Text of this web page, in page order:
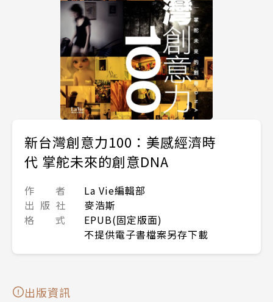
新台灣創意力100：美感經濟時
代 掌舵未來的創意DNA
作 者
La Vie編輯部
出 版 社
麥浩斯
格 式
EPUB(固定版面)
不提供電子書檔案另存下載
出版資訊